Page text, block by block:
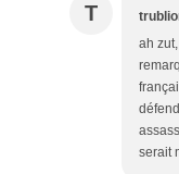
T
ah
serait